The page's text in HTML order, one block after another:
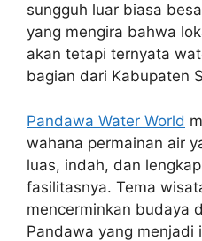
sungguh luar biasa
yang mengira bahwa
akan tetapi ternyata
bagian dari Kabupaten
Pandawa Water World
wahana permainan air
luas, indah, dan
fasilitasnya. Tema
mencerminkan budaya
Pandawa yang menjadi